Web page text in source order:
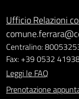
Ufficio Relazioni
Centralino:
Fax: +39 0532
Leggi le FAQ
Prenotazione